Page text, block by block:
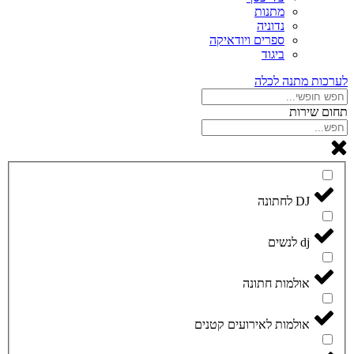
מתנות
נדוניה
ספרים ויודאיקה
ביגוד
לערכות מתנה לכלה
תחום שירות
DJ לחתונה
dj לנשים
אולמות חתונה
אולמות לאירועים קטנים